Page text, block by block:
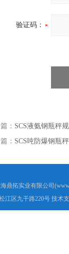
验证码：
： SCS液氨钢瓶秤
： SCS吨防爆钢瓶秤
鼎拓实业有限公司
江区九干路220号 技术